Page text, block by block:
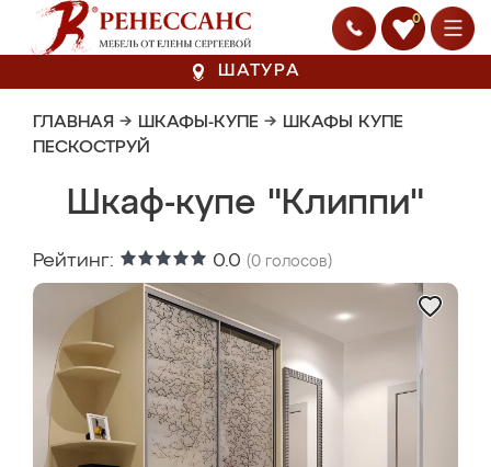
0
ШАТУРА
ГЛАВНАЯ → ШКАФЫ-КУПЕ → ШКАФЫ КУПЕ
ПЕСКОСТРУЙ
Шкаф-купе "Клиппи"
Рейтинг: 0.0 (0 голосов)